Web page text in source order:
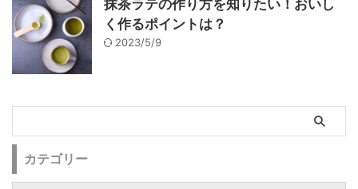
抹茶ラテの作り方を知りたい！おいし
く作るポイントは？
2023/5/9
カテゴリー